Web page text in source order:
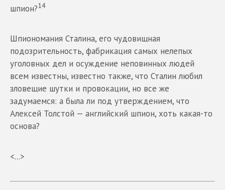
шпион?14
Шпиономания Сталина, его чудовищная
подозрительность, фабрикация самых нелепых
уголовных дел и осуждение неповинных людей
всем известны, известно также, что Сталин любил
зловещие шутки и провокации, но все же
задумаемся: а была ли под утверждением, что
Алексей Толстой — английский шпион, хоть какая-то
основа?
<...>